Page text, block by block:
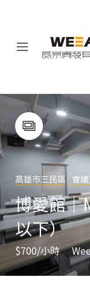
高雄市三民區 會
博愛館｜
以下）
$700/小時